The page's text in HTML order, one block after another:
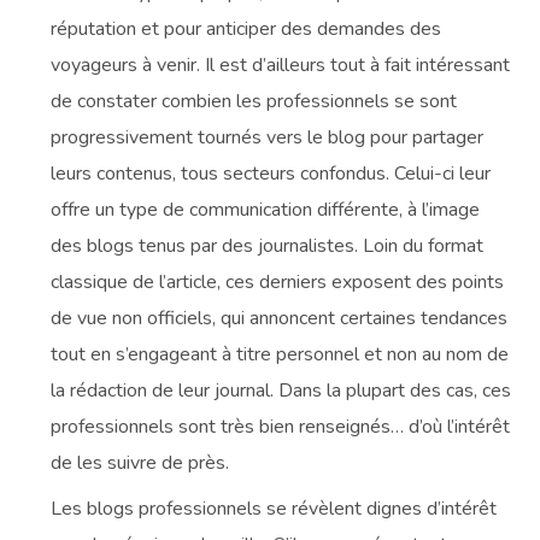
réputation et pour anticiper des demandes des
voyageurs à venir. Il est d’ailleurs tout à fait intéressant
de constater combien les professionnels se sont
progressivement tournés vers le blog pour partager
leurs contenus, tous secteurs confondus. Celui-ci leur
offre un type de communication différente, à l’image
des blogs tenus par des journalistes. Loin du format
classique de l’article, ces derniers exposent des points
de vue non officiels, qui annoncent certaines tendances
tout en s’engageant à titre personnel et non au nom de
la rédaction de leur journal. Dans la plupart des cas, ces
professionnels sont très bien renseignés… d’où l’intérêt
de les suivre de près.
Les blogs professionnels se révèlent dignes d’intérêt